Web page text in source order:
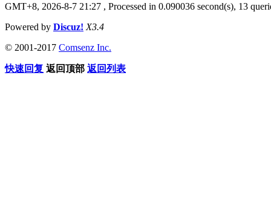
GMT+8, 2026-8-7 21:27 , Processed in 0.090036 second(s), 13
Powered by Discuz! X3.4
© 2001-2017 Comsenz Inc.
快速回复 返回顶部 返回列表